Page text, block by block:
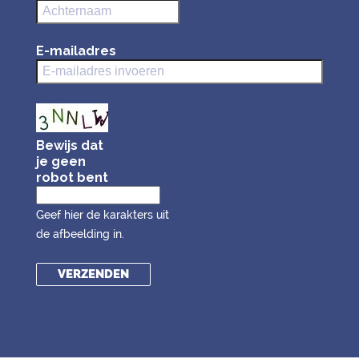
E-mailadres
Bewijs dat
je geen
robot bent
Geef hier de karakters uit
de afbeelding in.